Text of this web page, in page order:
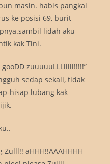
masin. habis pangkal
ke posisi 69, burit
lidah aku
kak Tini.
gooDD zuuuuuLLLlllll!!!!!”
sedap sekali, tidak
hisap lubang kak
aHHH!!AAAHHHH